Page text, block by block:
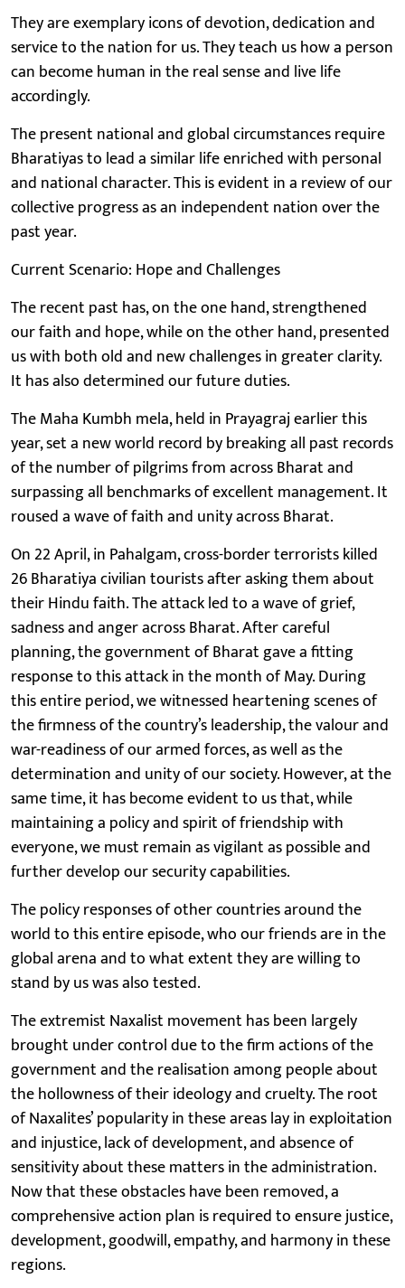
They are exemplary icons of devotion, dedication and
service to the nation for us. They teach us how a person
can become human in the real sense and live life
accordingly.
The present national and global circumstances require
Bharatiyas to lead a similar life enriched with personal
and national character. This is evident in a review of our
collective progress as an independent nation over the
past year.
Current Scenario: Hope and Challenges
The recent past has, on the one hand, strengthened
our faith and hope, while on the other hand, presented
us with both old and new challenges in greater clarity.
It has also determined our future duties.
The Maha Kumbh mela, held in Prayagraj earlier this
year, set a new world record by breaking all past records
of the number of pilgrims from across Bharat and
surpassing all benchmarks of excellent management. It
roused a wave of faith and unity across Bharat.
On 22 April, in Pahalgam, cross-border terrorists killed
26 Bharatiya civilian tourists after asking them about
their Hindu faith. The attack led to a wave of grief,
sadness and anger across Bharat. After careful
planning, the government of Bharat gave a fitting
response to this attack in the month of May. During
this entire period, we witnessed heartening scenes of
the firmness of the country’s leadership, the valour and
war-readiness of our armed forces, as well as the
determination and unity of our society. However, at the
same time, it has become evident to us that, while
maintaining a policy and spirit of friendship with
everyone, we must remain as vigilant as possible and
further develop our security capabilities.
The policy responses of other countries around the
world to this entire episode, who our friends are in the
global arena and to what extent they are willing to
stand by us was also tested.
The extremist Naxalist movement has been largely
brought under control due to the firm actions of the
government and the realisation among people about
the hollowness of their ideology and cruelty. The root
of Naxalites’ popularity in these areas lay in exploitation
and injustice, lack of development, and absence of
sensitivity about these matters in the administration.
Now that these obstacles have been removed, a
comprehensive action plan is required to ensure justice,
development, goodwill, empathy, and harmony in these
regions.